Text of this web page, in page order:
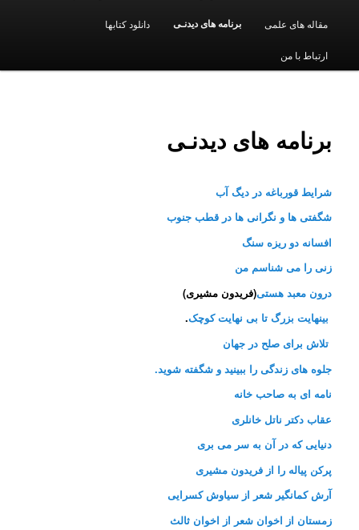
مقاله های علمی برنامه های دیدنـی دانلود کتابها
ارتباط با من
برنامه های دیدنـی
شرایط قورباغه در دیگ آب
شگفتی ها و نگرانی ها در قطب جنوب
افسانه دو ریزه سنگ
زنی را می شناسم من
درون معبد هستی(فریدون مشیری)
بینهایت بزرگ تا بی نهایت کوچک.
تلاش برای صلح در جهان
جلوه های زندگی را ببینید و شگفته شوید.
نامه ای به صاحب خانه
عقاب دکتر ناتل خانلری
دنیایی که در آن به سر می بری
پرکن پیاله را از فریدون مشیری
آرش کمانگیر شعر از سیاوش کسرایی
زمستان از اخوان شعر از اخوان ثالث